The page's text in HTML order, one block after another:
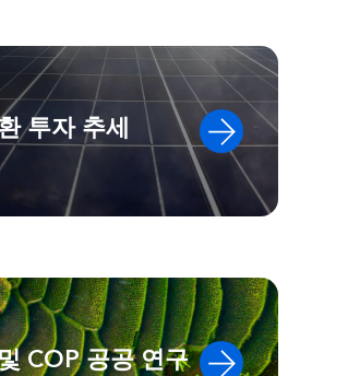
투자 추세
COP 공공 연구